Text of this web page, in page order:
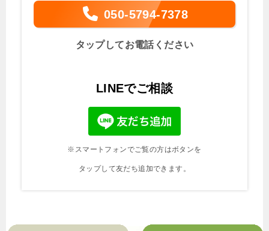
050-5794-7378
タップしてお電話ください
LINEでご相談
※スマートフォンでご覧の方はボタンを
タップして友だち追加できます。